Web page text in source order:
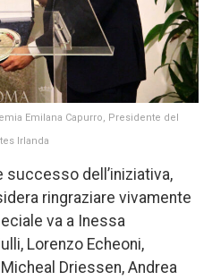
Emilana Capurro, Presidente del
Irlanda
successo dell’iniziativa,
ringraziare vivamente
va a Inessa
Lorenzo Echeoni,
Driessen, Andrea